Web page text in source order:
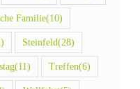
Familie(10)
Steinfeld(28)
(11) Treffen(6)